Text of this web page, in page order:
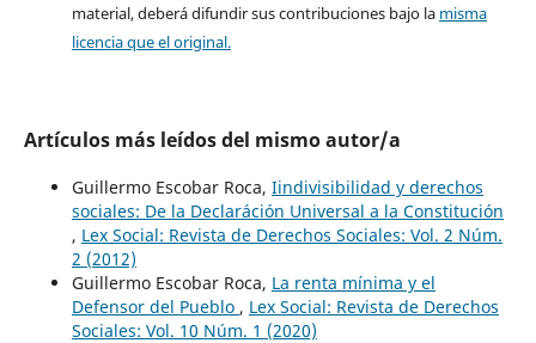
material, deberá difundir sus contribuciones bajo la misma
licencia que el original.
Artículos más leídos del mismo autor/a
Guillermo Escobar Roca, Iindivisibilidad y derechos
sociales: De la Declaráción Universal a la Constitución
, Lex Social: Revista de Derechos Sociales: Vol. 2 Núm.
2 (2012)
Guillermo Escobar Roca, La renta mínima y el
Defensor del Pueblo , Lex Social: Revista de Derechos
Sociales: Vol. 10 Núm. 1 (2020)